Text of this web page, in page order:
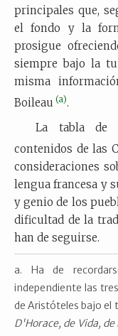
principales que,
el fondo y la
prosigue
siempre bajo la
misma
Boileau (a).
La tabla de
contenidos de las
consideraciones
lengua francesa y
y genio de los
dificultad de la
han de seguirse.
Ha de
independiente las
de Aristóteles bajo el
D'Horace, de Vida,